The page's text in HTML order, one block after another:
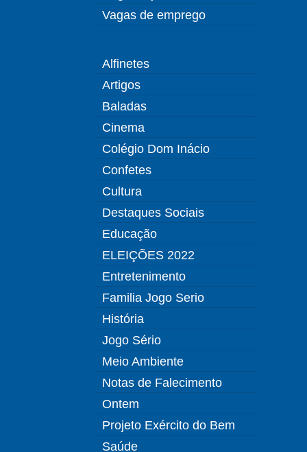
Vagas de emprego
Alfinetes
Artigos
Baladas
Cinema
Colégio Dom Inácio
Confetes
Cultura
Destaques Sociais
Educação
ELEIÇÕES 2022
Entretenimento
Familia Jogo Serio
História
Jogo Sério
Meio Ambiente
Notas de Falecimento
Ontem
Projeto Exército do Bem
Saúde